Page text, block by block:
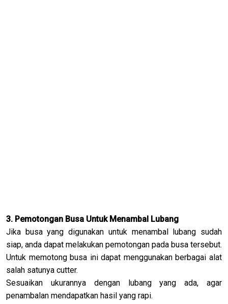
3. Pemotongan Busa Untuk Menambal Lubang
Jika busa yang digunakan untuk menambal lubang sudah
siap, anda dapat melakukan pemotongan pada busa tersebut.
Untuk memotong busa ini dapat menggunakan berbagai alat
salah satunya cutter.
Sesuaikan ukurannya dengan lubang yang ada, agar
penambalan mendapatkan hasil yang rapi.